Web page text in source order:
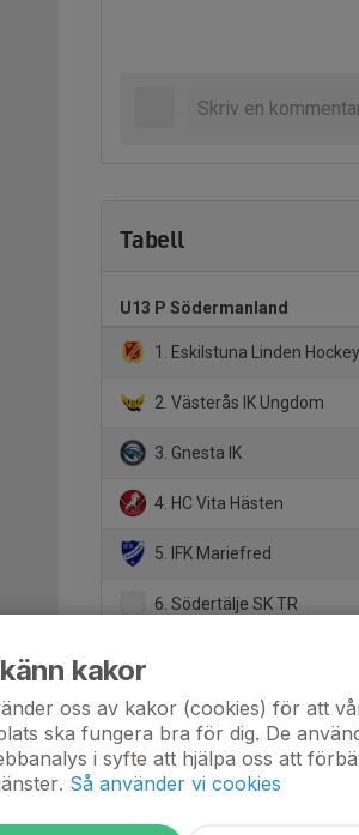
Tabell
U13 P Södermanland
1. Eskilstuna Linden Hockey
2. Västerås IK Ungdom
3. Gnesta IK
4. HC Vita Hästen
5. IFK Mariefred
6. Södertälje SK TR
8. Järna SK
kakor
oss av kakor (cookies) för att
ska fungera bra för dig. De
i syfte att hjälpa oss att
Så använder vi cookies